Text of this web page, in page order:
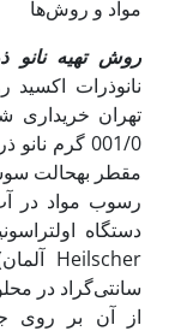
مواد و روش‌ها
روش تهیه نانو
تهران خریداری
مقطر
رسوب مواد در
سانتی‌گراد در